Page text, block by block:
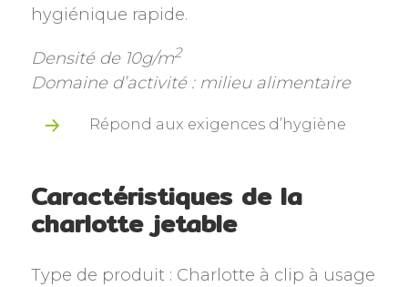
hygiénique rapide.
Densité de 10g/m2
Domaine d’activité : milieu alimentaire
Répond aux exigences d’hygiène
Caractéristiques de la
charlotte jetable
Type de produit : Charlotte à clip à usage